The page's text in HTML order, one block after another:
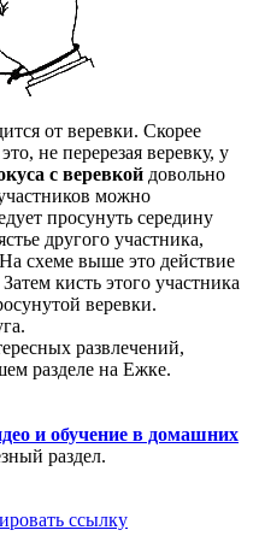
от веревки. Скорее
не перерезая веревку, у
с веревкой довольно
можно
просунуть середину
другого участника,
схеме выше это действие
кисть этого участника
веревки.
развлечений,
разделе на Ежке.
и обучение в домашних
раздел.
ссылку